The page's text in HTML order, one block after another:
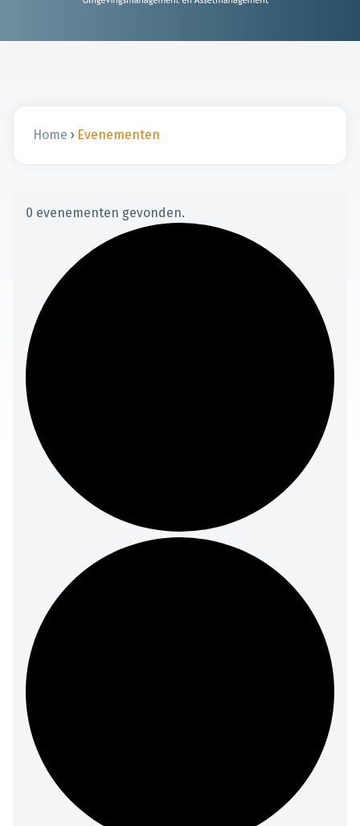
Home › Evenementen
0 evenementen gevonden.